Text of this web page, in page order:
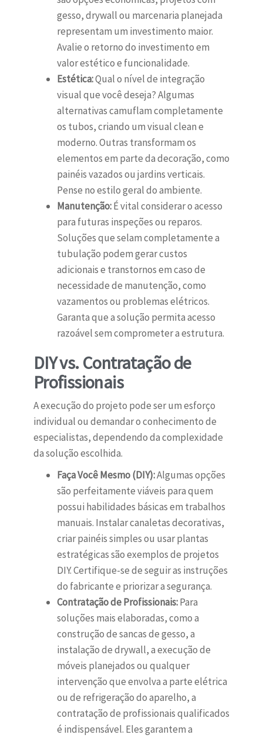
gesso, drywall ou marcenaria planejada
representam um investimento maior.
Avalie o retorno do investimento em
valor estético e funcionalidade.
Estética:Qual o nível de integração
visual que você deseja? Algumas
alternativas camuflam completamente
os tubos, criando um visual clean e
moderno. Outras transformam os
elementos em parte da decoração, como
painéis vazados ou jardins verticais.
Pense no estilo geral do ambiente.
Manutenção:É vital considerar o acesso
para futuras inspeções ou reparos.
Soluções que selam completamente a
tubulação podem gerar custos
adicionais e transtornos em caso de
necessidade de manutenção, como
vazamentos ou problemas elétricos.
Garanta que a solução permita acesso
razoável sem comprometer a estrutura.
DIY vs. Contratação de
Profissionais
A execução do projeto pode ser um esforço
individual ou demandar o conhecimento de
especialistas, dependendo da complexidade
da solução escolhida.
Faça Você Mesmo (DIY):Algumas opções
são perfeitamente viáveis para quem
possui habilidades básicas em trabalhos
manuais. Instalar canaletas decorativas,
criar painéis simples ou usar plantas
estratégicas são exemplos de projetos
DIY. Certifique-se de seguir as instruções
do fabricante e priorizar a segurança.
Contratação de Profissionais:Para
soluções mais elaboradas, como a
construção de sancas de gesso, a
instalação de drywall, a execução de
móveis planejados ou qualquer
intervenção que envolva a parte elétrica
ou de refrigeração do aparelho, a
contratação de profissionais qualificados
é indispensável. Eles garantem a